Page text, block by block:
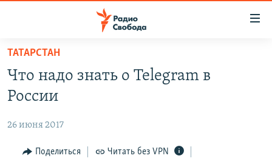
упрощенного
доступа
Вернуться
основному
Вернутся
ПОДКАСТЫ
ЦИТАТЫ СВОБОДЫ
МНЕНИЯ
ТАТАРСТАН
Что надо знать о Telegram в
России
26 июня 2017
Поделиться Читать без VPN